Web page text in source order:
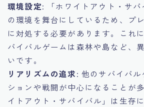
環境設定: 「ホワイトアウト・サ
の環境を舞台にしているため、プ
に対処する必要があります。これ
バイバルゲームは森林や島など、
いです。
リアリズムの追求: 他のサバイバ
ションや戦闘が中心になることが
イトアウト・サバイバル」は生存